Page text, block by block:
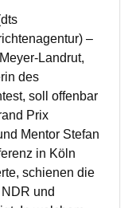
–
Landrut,
des
soll offenbar
Prix
Mentor Stefan
in Köln
schienen die
und